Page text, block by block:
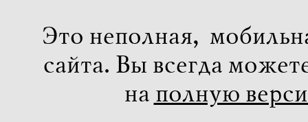
Это неполная,
сайта. Вы всегда
на полную